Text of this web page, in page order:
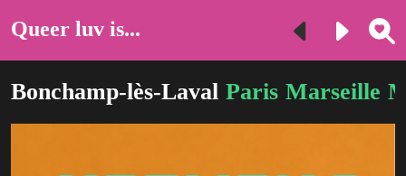
Queer luv is...
Bonchamp-lès-Laval Paris Marseille